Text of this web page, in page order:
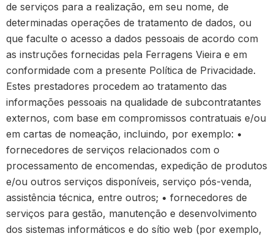
de serviços para a realização, em seu nome, de
determinadas operações de tratamento de dados, ou
que faculte o acesso a dados pessoais de acordo com
as instruções fornecidas pela Ferragens Vieira e em
conformidade com a presente Política de Privacidade.
Estes prestadores procedem ao tratamento das
informações pessoais na qualidade de subcontratantes
externos, com base em compromissos contratuais e/ou
em cartas de nomeação, incluindo, por exemplo: •
fornecedores de serviços relacionados com o
processamento de encomendas, expedição de produtos
e/ou outros serviços disponíveis, serviço pós-venda,
assistência técnica, entre outros; • fornecedores de
serviços para gestão, manutenção e desenvolvimento
dos sistemas informáticos e do sítio web (por exemplo,